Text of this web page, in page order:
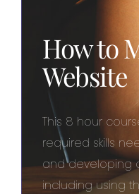
How to
Website
This 8 hour
required skills
and developing
including using